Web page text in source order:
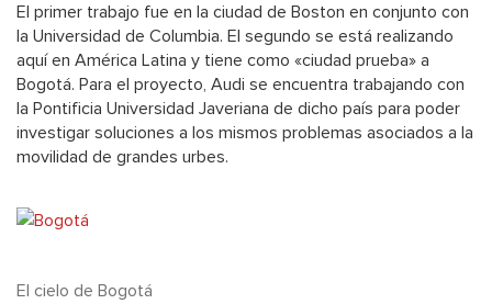
El primer trabajo fue en la ciudad de Boston en conjunto con
la Universidad de Columbia. El segundo se está realizando
aquí en América Latina y tiene como «ciudad prueba» a
Bogotá. Para el proyecto, Audi se encuentra trabajando con
la Pontificia Universidad Javeriana de dicho país para poder
investigar soluciones a los mismos problemas asociados a la
movilidad de grandes urbes.
El cielo de Bogotá